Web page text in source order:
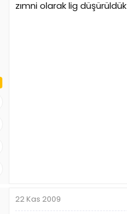
zımni olarak lig düşürüldük
22 Kas 2009